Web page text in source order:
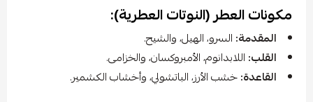
مكونات العطر (النوتات العطرية):
المقدمة: السرو، الهيل، والشيح.
القلب: اللابدانوم، الأمبروكسان، والخزامى.
القاعدة:خشب الأرز، الباتشولي، وأخشاب الكشمير.